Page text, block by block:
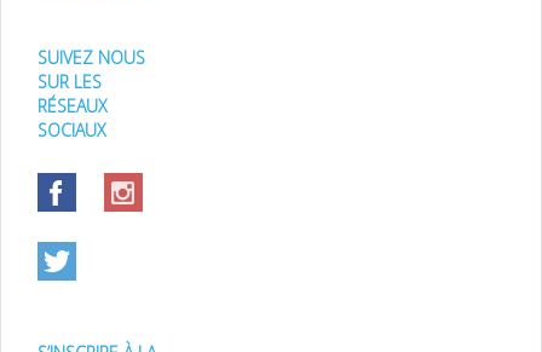
SUIVEZ NOUS
SUR LES
RÉSEAUX
SOCIAUX